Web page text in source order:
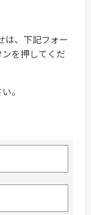
は、下記フォー
を押してくだ
。